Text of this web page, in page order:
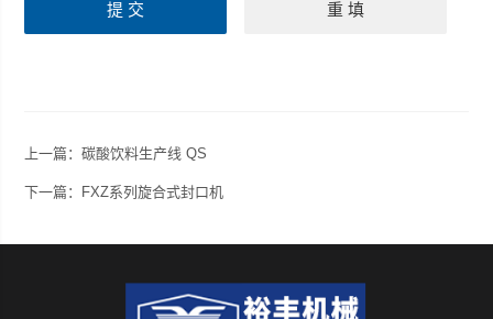
上一篇：碳酸饮料生产线 QS
下一篇： FXZ系列旋合式封口机